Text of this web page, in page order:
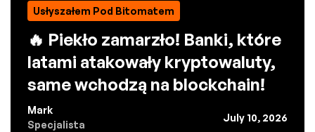
Usłyszałem Pod Bitomatem
🔥 Piekło zamarzło! Banki, które
latami atakowały kryptowaluty,
same wchodzą na blockchain!
Mark
Specjalista
July 10, 2026